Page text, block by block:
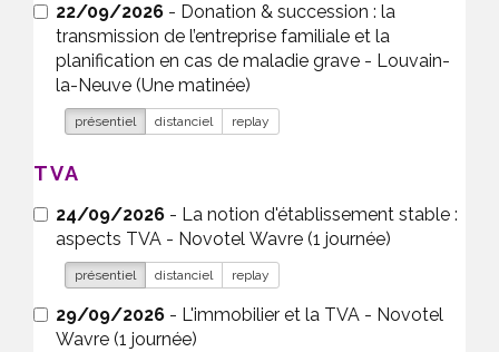
22/09/2026 - Donation & succession : la
transmission de l’entreprise familiale et la
planification en cas de maladie grave - Louvain-
la-Neuve (Une matinée)
présentiel distanciel replay
TVA
24/09/2026 - La notion d'établissement stable :
aspects TVA - Novotel Wavre (1 journée)
présentiel distanciel replay
29/09/2026 - L'immobilier et la TVA - Novotel
Wavre (1 journée)